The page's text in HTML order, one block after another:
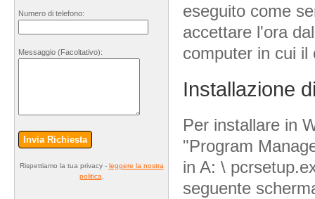
eseguito come
accettare l'ora
computer in cui il
Installazione
Per installare in
"Program
in A: \
seguente
Numero di telefono:
Messaggio (Facoltativo):
Invia Richiesta
Rispettiamo la tua privacy - leggere la nostra
politica.